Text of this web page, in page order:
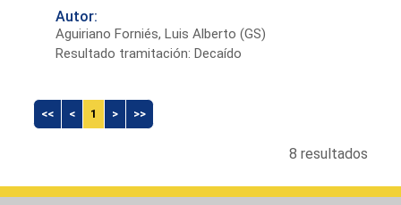
Autor:
Aguiriano Forniés, Luis Alberto (GS)
Resultado tramitación: Decaído
<< < 1 > >>
8 resultados